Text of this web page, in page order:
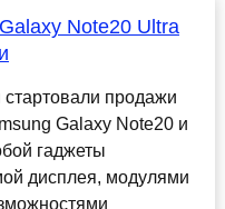
Note20 Ultra
продажи
Galaxy Note20 и
гаджеты
дисплея, модулями